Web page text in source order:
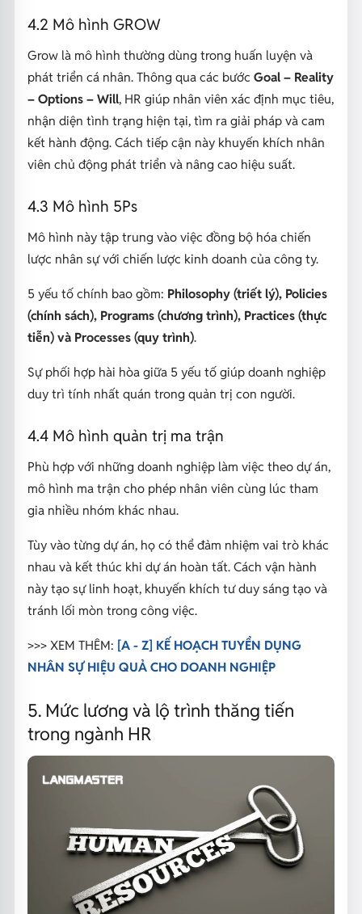
4.2 Mô hình GROW
Grow là mô hình thường dùng trong huấn luyện và
phát triển cá nhân. Thông qua các bước Goal – Reality
– Options – Will, HR giúp nhân viên xác định mục tiêu,
nhận diện tình trạng hiện tại, tìm ra giải pháp và cam
kết hành động. Cách tiếp cận này khuyến khích nhân
viên chủ động phát triển và nâng cao hiệu suất.
4.3 Mô hình 5Ps
Mô hình này tập trung vào việc đồng bộ hóa chiến
lược nhân sự với chiến lược kinh doanh của công ty.
5 yếu tố chính bao gồm: Philosophy (triết lý), Policies
(chính sách), Programs (chương trình), Practices (thực
tiễn) và Processes (quy trình).
Sự phối hợp hài hòa giữa 5 yếu tố giúp doanh nghiệp
duy trì tính nhất quán trong quản trị con người.
4.4 Mô hình quản trị ma trận
Phù hợp với những doanh nghiệp làm việc theo dự án,
mô hình ma trận cho phép nhân viên cùng lúc tham
gia nhiều nhóm khác nhau.
Tùy vào từng dự án, họ có thể đảm nhiệm vai trò khác
nhau và kết thúc khi dự án hoàn tất. Cách vận hành
này tạo sự linh hoạt, khuyến khích tư duy sáng tạo và
tránh lối mòn trong công việc.
>>> XEM THÊM: [A - Z] KẾ HOẠCH TUYỂN DỤNG
NHÂN SỰ HIỆU QUẢ CHO DOANH NGHIỆP
5. Mức lương và lộ trình thăng tiến
trong ngành HR